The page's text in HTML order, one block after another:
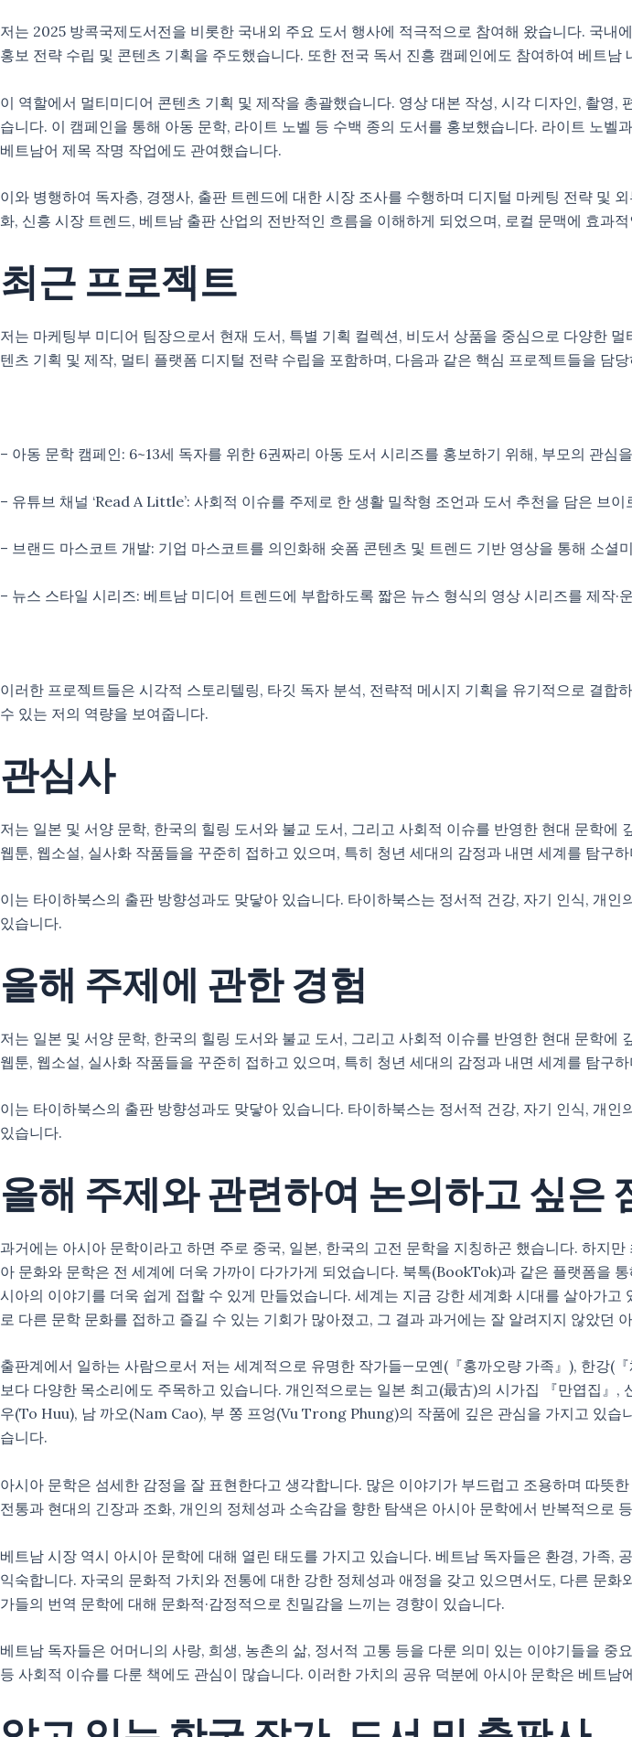
저는 2025 방콕국제도서전을 비롯한 국내외 주요 도서 행사에 적극적으로 참여해 왔습니다. 국
홍보 전략 수립 및 콘텐츠 기획을 주도했습니다. 또한 전국 독서 진흥 캠페인에도 참여하여 베트남
이 역할에서 멀티미디어 콘텐츠 기획 및 제작을 총괄했습니다. 영상 대본 작성, 시각 디자인, 촬
습니다. 이 캠페인을 통해 아동 문학, 라이트 노벨 등 수백 종의 도서를 홍보했습니다. 라이트 노
베트남어 제목 작명 작업에도 관여했습니다.
이와 병행하여 독자층, 경쟁사, 출판 트렌드에 대한 시장 조사를 수행하며 디지털 마케팅 전략 및
화, 신흥 시장 트렌드, 베트남 출판 산업의 전반적인 흐름을 이해하게 되었으며, 로컬 문맥에 효과
최근 프로젝트
저는 마케팅부 미디어 팀장으로서 현재 도서, 특별 기획 컬렉션, 비도서 상품을 중심으로 다양한
텐츠 기획 및 제작, 멀티 플랫폼 디지털 전략 수립을 포함하며, 다음과 같은 핵심 프로젝트들을 담
– 아동 문학 캠페인: 6~13세 독자를 위한 6권짜리 아동 도서 시리즈를 홍보하기 위해, 부모의 관
– 유튜브 채널 ‘Read A Little’: 사회적 이슈를 주제로 한 생활 밀착형 조언과 도서 추천을 담은 브이
– 브랜드 마스코트 개발: 기업 마스코트를 의인화해 숏폼 콘텐츠 및 트렌드 기반 영상을 통해 소
– 뉴스 스타일 시리즈: 베트남 미디어 트렌드에 부합하도록 짧은 뉴스 형식의 영상 시리즈를 제작·
이러한 프로젝트들은 시각적 스토리텔링, 타깃 독자 분석, 전략적 메시지 기획을 유기적으로 결
수 있는 저의 역량을 보여줍니다.
관심사
저는 일본 및 서양 문학, 한국의 힐링 도서와 불교 도서, 그리고 사회적 이슈를 반영한 현대 문학
웹툰, 웹소설, 실사화 작품들을 꾸준히 접하고 있으며, 특히 청년 세대의 감정과 내면 세계를 탐구
이는 타이하북스의 출판 방향성과도 맞닿아 있습니다. 타이하북스는 정서적 건강, 자기 인식, 개
있습니다.
올해 주제에 관한 경험
저는 일본 및 서양 문학, 한국의 힐링 도서와 불교 도서, 그리고 사회적 이슈를 반영한 현대 문학
웹툰, 웹소설, 실사화 작품들을 꾸준히 접하고 있으며, 특히 청년 세대의 감정과 내면 세계를 탐구
이는 타이하북스의 출판 방향성과도 맞닿아 있습니다. 타이하북스는 정서적 건강, 자기 인식, 개
있습니다.
올해 주제와 관련하여 논의하고 싶은
과거에는 아시아 문학이라고 하면 주로 중국, 일본, 한국의 고전 문학을 지칭하곤 했습니다. 하지
아 문화와 문학은 전 세계에 더욱 가까이 다가가게 되었습니다. 북톡(BookTok)과 같은 플랫폼을
시아의 이야기를 더욱 쉽게 접할 수 있게 만들었습니다. 세계는 지금 강한 세계화 시대를 살아가
로 다른 문학 문화를 접하고 즐길 수 있는 기회가 많아졌고, 그 결과 과거에는 잘 알려지지 않았
출판계에서 일하는 사람으로서 저는 세계적으로 유명한 작가들—모옌(『홍까오량 가족』), 한강
보다 다양한 목소리에도 주목하고 있습니다. 개인적으로는 일본 최고(最古)의 시가집 『만엽집
우(To Huu), 남 까오(Nam Cao), 부 쫑 프엉(Vu Trong Phung)의 작품에 깊은 관심을 가지고 있
습니다.
아시아 문학은 섬세한 감정을 잘 표현한다고 생각합니다. 많은 이야기가 부드럽고 조용하며 따뜻
전통과 현대의 긴장과 조화, 개인의 정체성과 소속감을 향한 탐색은 아시아 문학에서 반복적으로
베트남 시장 역시 아시아 문학에 대해 열린 태도를 가지고 있습니다. 베트남 독자들은 환경, 가족
익숙합니다. 자국의 문화적 가치와 전통에 대한 강한 정체성과 애정을 갖고 있으면서도, 다른 문
가들의 번역 문학에 대해 문화적·감정적으로 친밀감을 느끼는 경향이 있습니다.
베트남 독자들은 어머니의 사랑, 희생, 농촌의 삶, 정서적 고통 등을 다룬 의미 있는 이야기들을
등 사회적 이슈를 다룬 책에도 관심이 많습니다. 이러한 가치의 공유 덕분에 아시아 문학은 베트